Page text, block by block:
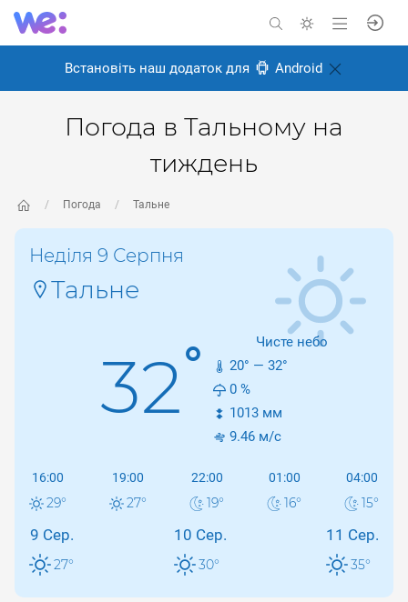
Встановіть наш додаток для Android
Погода в Тальному на
тиждень
Погода Тальне
Неділя 9 Серпня
Тальне
32°
Чисте небо
20° — 32°
0 %
1013 мм
9.46 м/с
16:00
29°
19:00
27°
22:00
19°
01:00
16°
04:00
15°
9 Сер.
27°
10 Сер.
30°
11 Сер.
35°